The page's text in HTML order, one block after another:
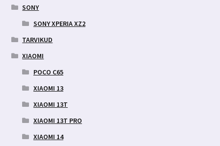
SONY
SONY XPERIA XZ2
TARVIKUD
XIAOMI
POCO C65
XIAOMI 13
XIAOMI 13T
XIAOMI 13T PRO
XIAOMI 14